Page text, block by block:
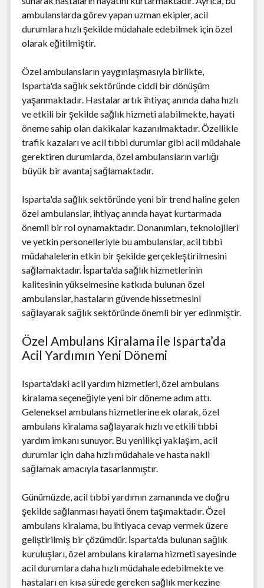
ambulanslarda görev yapan uzman ekipler, acil
durumlara hızlı şekilde müdahale edebilmek için özel
olarak eğitilmiştir.
Özel ambulansların yaygınlaşmasıyla birlikte,
Isparta'da sağlık sektöründe ciddi bir dönüşüm
yaşanmaktadır. Hastalar artık ihtiyaç anında daha hızlı
ve etkili bir şekilde sağlık hizmeti alabilmekte, hayati
öneme sahip olan dakikalar kazanılmaktadır. Özellikle
trafik kazaları ve acil tıbbi durumlar gibi acil müdahale
gerektiren durumlarda, özel ambulansların varlığı
büyük bir avantaj sağlamaktadır.
Isparta'da sağlık sektöründe yeni bir trend haline gelen
özel ambulanslar, ihtiyaç anında hayat kurtarmada
önemli bir rol oynamaktadır. Donanımları, teknolojileri
ve yetkin personelleriyle bu ambulanslar, acil tıbbi
müdahalelerin etkin bir şekilde gerçekleştirilmesini
sağlamaktadır. İsparta'da sağlık hizmetlerinin
kalitesinin yükselmesine katkıda bulunan özel
ambulanslar, hastaların güvende hissetmesini
sağlayarak sağlık sektöründe önemli bir yer edinmiştir.
Özel Ambulans Kiralama ile Isparta’da
Acil Yardımın Yeni Dönemi
Isparta'daki acil yardım hizmetleri, özel ambulans
kiralama seçeneğiyle yeni bir döneme adım attı.
Geleneksel ambulans hizmetlerine ek olarak, özel
ambulans kiralama sağlayarak hızlı ve etkili tıbbi
yardım imkanı sunuyor. Bu yenilikçi yaklaşım, acil
durumlar için daha hızlı müdahale ve hasta nakli
sağlamak amacıyla tasarlanmıştır.
Günümüzde, acil tıbbi yardımın zamanında ve doğru
şekilde sağlanması hayati önem taşımaktadır. Özel
ambulans kiralama, bu ihtiyaca cevap vermek üzere
geliştirilmiş bir çözümdür. İsparta'da bulunan sağlık
kuruluşları, özel ambulans kiralama hizmeti sayesinde
acil durumlara daha hızlı müdahale edebilmekte ve
hastaları en kısa sürede gereken sağlık merkezine